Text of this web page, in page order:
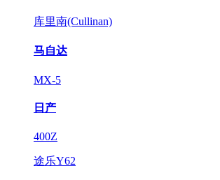
库里南(Cullinan)
马自达
MX-5
日产
400Z
途乐Y62